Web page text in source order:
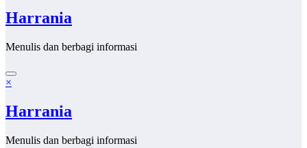
Harrania
Menulis dan berbagi informasi
×
Harrania
Menulis dan berbagi informasi